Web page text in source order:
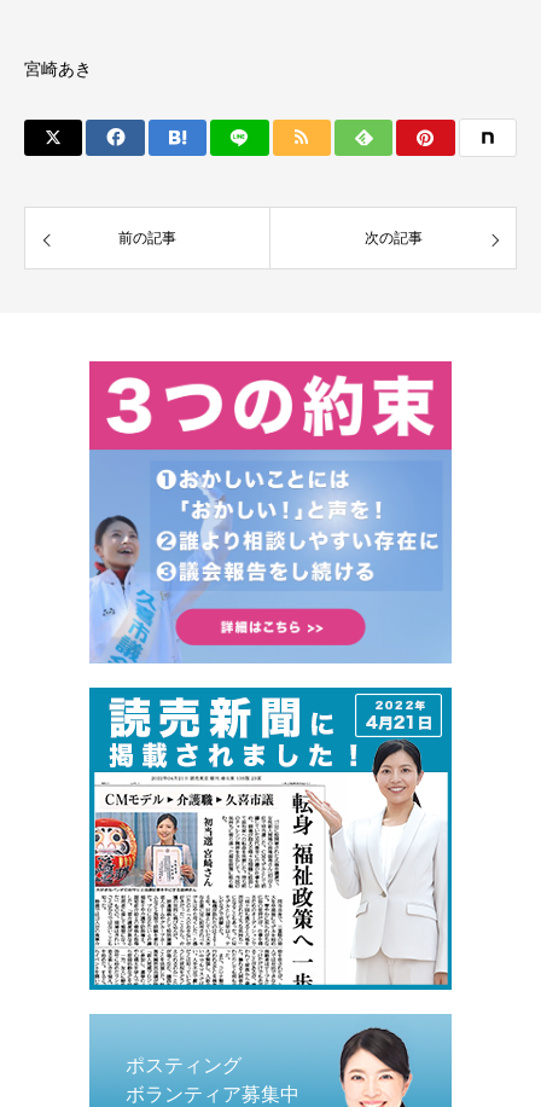
宮崎あき
前の記事 次の記事
ポスティング
ボランティア募集中